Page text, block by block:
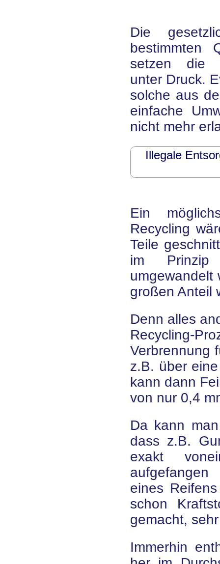
Die
bestimmten
setzen die
unter Druck.
solche aus
einfache
nicht mehr
Illegale
Ein
Recycling
Teile
im Prinzip
umgewandelt
großen Anteil
Denn alles
Recycling-
Verbrennung
z.B. über
kann dann
von nur 0,4
Da kann
dass z.B.
exakt
eines
schon
gemacht,
Immerhin